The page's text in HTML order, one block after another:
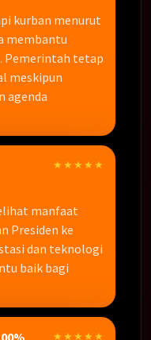
kurban menurut
membantu
Pemerintah tetap
meskipun
agenda
★★★★★
manfaat
Presiden ke
dan teknologi
baik bagi
★★★★★